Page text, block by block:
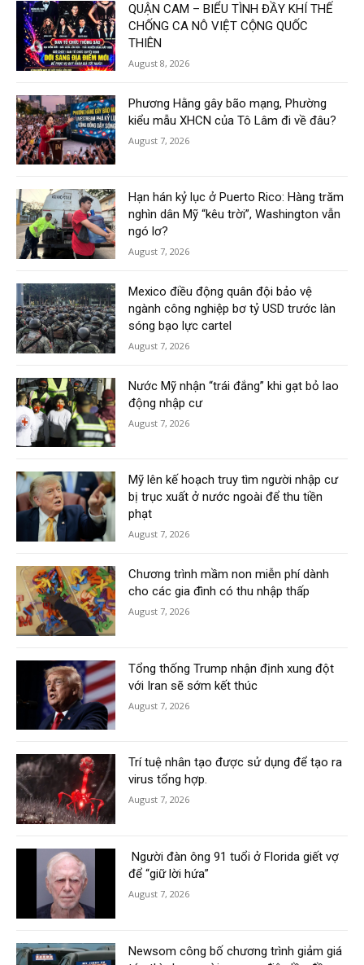
QUẬN CAM – BIỂU TÌNH ĐẦY KHÍ THẾ
CHỐNG CA NÔ VIỆT CỘNG QUỐC
THIÊN
August 8, 2026
Phương Hằng gây bão mạng, Phường
kiểu mẫu XHCN của Tô Lâm đi về đâu?
August 7, 2026
Hạn hán kỷ lục ở Puerto Rico: Hàng trăm
nghìn dân Mỹ “kêu trời”, Washington vẫn
ngó lơ?
August 7, 2026
Mexico điều động quân đội bảo vệ
ngành công nghiệp bơ tỷ USD trước làn
sóng bạo lực cartel
August 7, 2026
Nước Mỹ nhận “trái đắng” khi gạt bỏ lao
động nhập cư
August 7, 2026
Mỹ lên kế hoạch truy tìm người nhập cư
bị trục xuất ở nước ngoài để thu tiền
phạt
August 7, 2026
Chương trình mầm non miễn phí dành
cho các gia đình có thu nhập thấp
August 7, 2026
Tổng thống Trump nhận định xung đột
với Iran sẽ sớm kết thúc
August 7, 2026
Trí tuệ nhân tạo được sử dụng để tạo ra
virus tổng hợp.
August 7, 2026
Người đàn ông 91 tuổi ở Florida giết vợ
để “giữ lời hứa”
August 7, 2026
Newsom công bố chương trình giảm giá